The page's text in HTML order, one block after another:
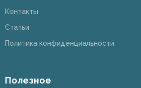
Контакты
Статьи
Политика конфиденциальности
Полезное